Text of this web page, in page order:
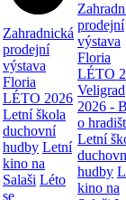
Zahradnická
prodejní
výstava
Floria
LÉTO 2026
Letní škola
duchovní
hudby Letní
kino na
Salaši Léto
se
prodejní
výstava
Floria
LÉTO
Veligrad
2026 -
o
Letní
hudby
kino na